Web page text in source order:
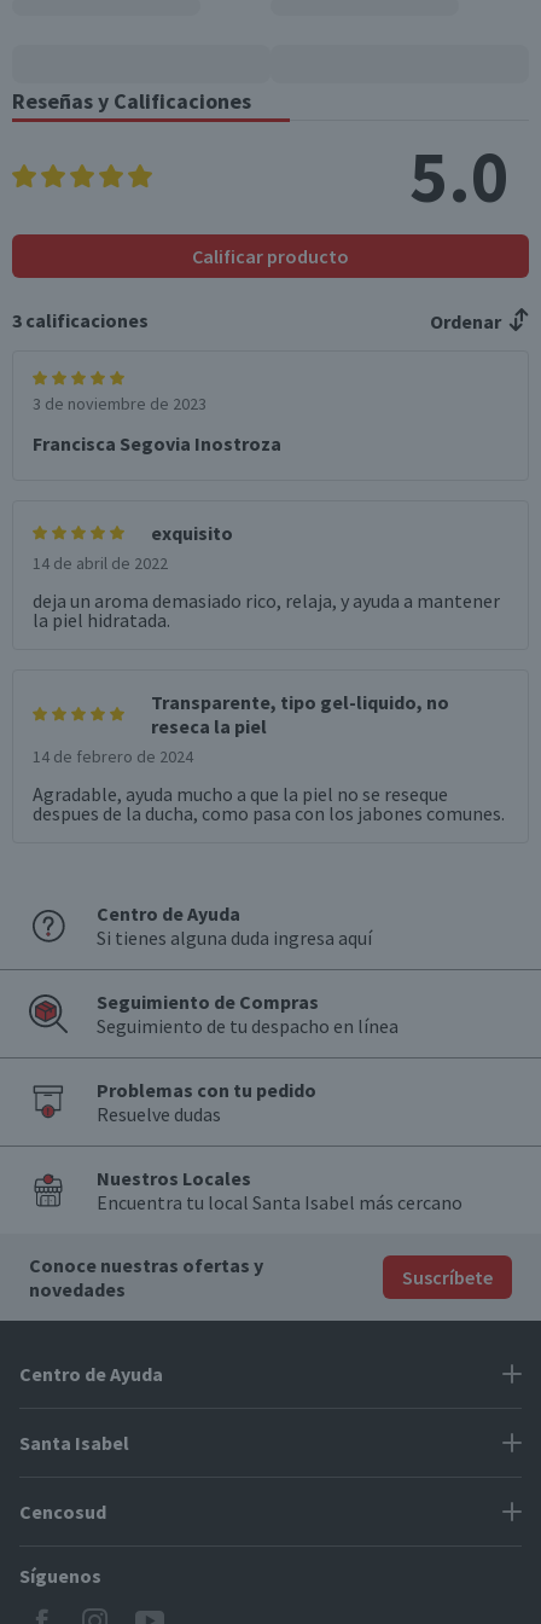
Reseñas y Calificaciones
5.0
Calificar producto
3 calificaciones Ordenar
3 de noviembre de 2023
Francisca Segovia Inostroza
exquisito
14 de abril de 2022
deja un aroma demasiado rico, relaja, y ayuda a mantener
la piel hidratada.
Transparente, tipo gel-liquido, no
reseca la piel
14 de febrero de 2024
Agradable, ayuda mucho a que la piel no se reseque
despues de la ducha, como pasa con los jabones comunes.
Centro de Ayuda
Si tienes alguna duda ingresa aquí
Seguimiento de Compras
Seguimiento de tu despacho en línea
Problemas con tu pedido
Resuelve dudas
Nuestros Locales
Encuentra tu local Santa Isabel más cercano
Conoce nuestras ofertas y
novedades
Suscríbete
Centro de Ayuda
Problemas con tu pedido
Cómo modificar mis datos
Modos de entrega y cobertura
Locales Santa Isabel
Santa Isabel
Proveedores
Cencosud
Paris
Síguenos